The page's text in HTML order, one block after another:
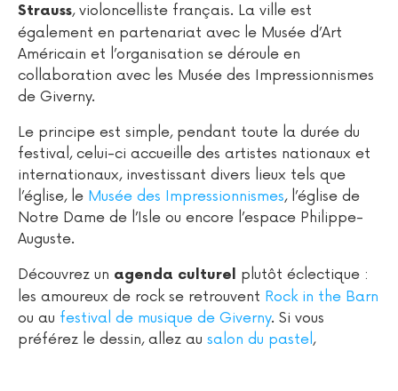
Strauss, violoncelliste français. La ville est
également en partenariat avec le Musée d’Art
Américain et l’organisation se déroule en
collaboration avec les Musée des Impressionnismes
de Giverny.
Le principe est simple, pendant toute la durée du
festival, celui-ci accueille des artistes nationaux et
internationaux, investissant divers lieux tels que
l’église, le Musée des Impressionnismes, l’église de
Notre Dame de l’Isle ou encore l’espace Philippe-
Auguste.
Découvrez un agenda culturel
plutôt éclectique :
les amoureux de rock se retrouvent Rock in the Barn
ou au festival de musique de Giverny. Si vous
préférez le dessin, allez au salon du pastel ,